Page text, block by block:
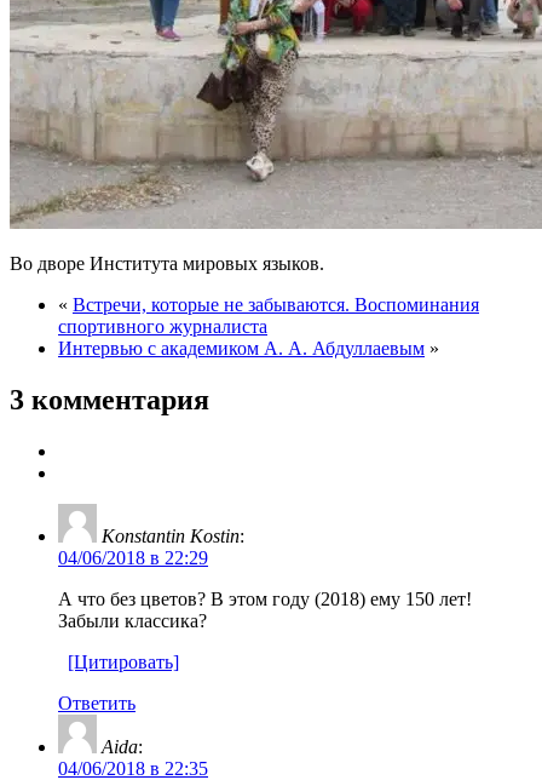
Во дворе Института мировых языков.
« Встречи, которые не забываются. Воспоминания
спортивного журналиста
Интервью с академиком А. А. Абдуллаевым »
3 комментария
Konstantin Kostin:
04/06/2018 в 22:29
А что без цветов? В этом году (2018) ему 150 лет!
Забыли классика?
[Цитировать]
Ответить
Aida:
04/06/2018 в 22:35